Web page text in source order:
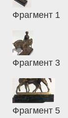
Фрагмент 1
Фрагмент 3
Фрагмент 5